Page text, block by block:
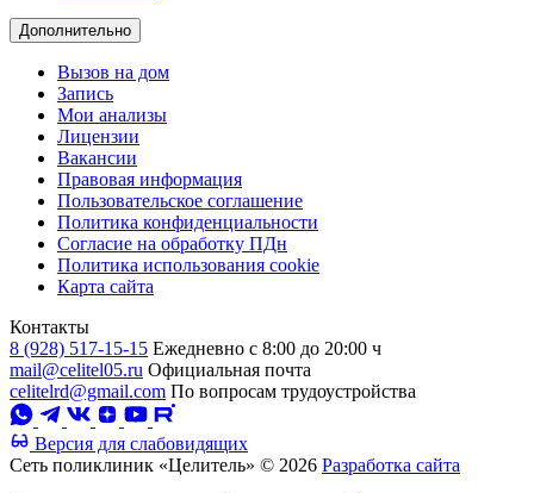
Дополнительно
Вызов на дом
Запись
Мои анализы
Лицензии
Вакансии
Правовая информация
Пользовательское соглашение
Политика конфиденциальности
Согласие на обработку ПДн
Политика использования cookie
Карта сайта
Контакты
8 (928) 517-15-15 Ежедневно с 8:00 до 20:00 ч
mail@celitel05.ru Официальная почта
celitelrd@gmail.com По вопросам трудоустройства
Версия для слабовидящих
Сеть поликлиник «Целитель» © 2026 Разработка сайта